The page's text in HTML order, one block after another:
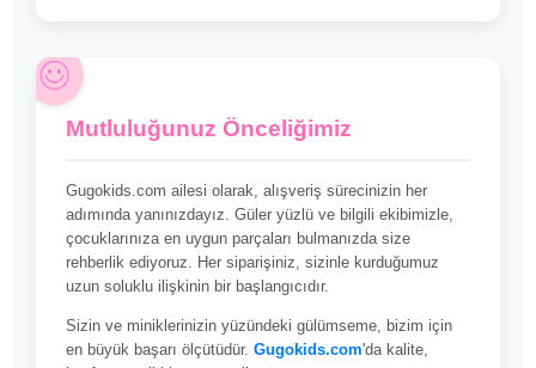
Mutluluğunuz Önceliğimiz
Gugokids.com ailesi olarak, alışveriş sürecinizin her
adımında yanınızdayız. Güler yüzlü ve bilgili ekibimizle,
çocuklarınıza en uygun parçaları bulmanızda size
rehberlik ediyoruz. Her siparişiniz, sizinle kurduğumuz
uzun soluklu ilişkinin bir başlangıcıdır.
Sizin ve miniklerinizin yüzündeki gülümseme, bizim için
en büyük başarı ölçütüdür. Gugokids.com'da kalite,